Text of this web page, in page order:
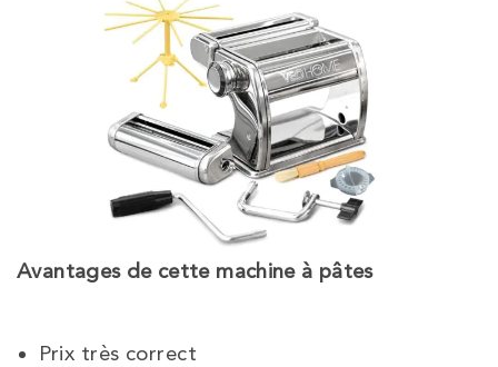
Avantages de cette machine à pâtes
Prix très correct